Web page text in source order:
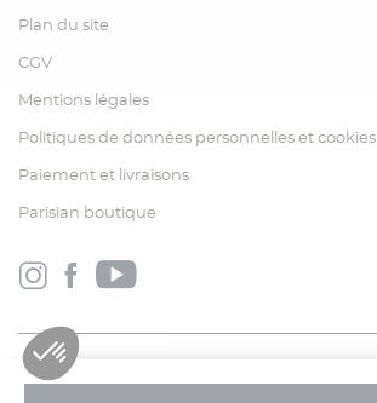
Plan du site
CGV
Mentions légales
Politiques de données personnelles et cookies
Paiement et livraisons
Parisian boutique